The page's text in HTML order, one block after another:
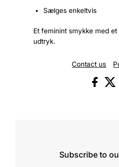
Sælges enkeltvis
Et feminint smykke med
udtryk.
Contact us
Subscribe to